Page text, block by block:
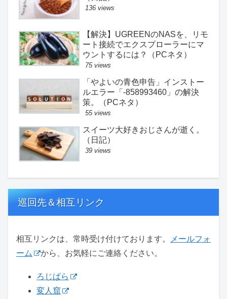
136 views
【解決】UGREENのNASを、リモ
ート接続でエクスプローラーにマ
ウントするには？（PCネタ）
75 views
「やよいの青色申告」インストー
ルエラー「-858993460」の解決
策。（PCネタ）
55 views
スイーツ大好きおじさんが逝く。
（日記）
39 views
巡回先＆相互リンク
相互リンクは、常時受け付けております。
メールフォ
ーム
から、お気軽にご連絡ください。
ろじぱら
変人窟